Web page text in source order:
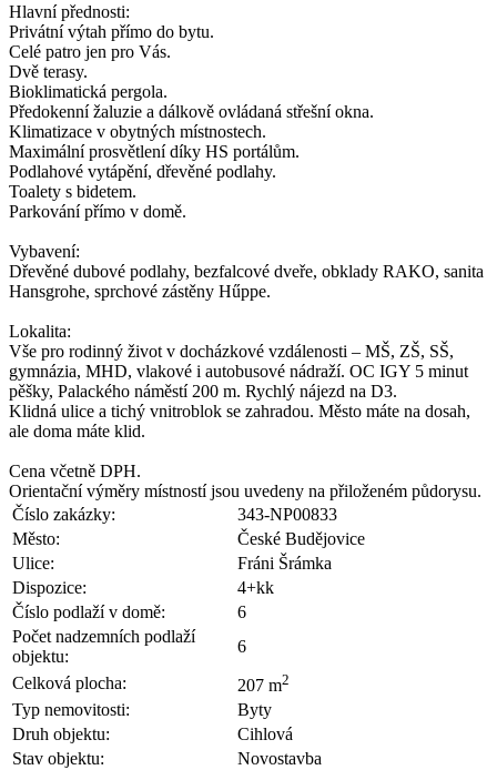
Hlavní přednosti:
Privátní výtah přímo do bytu.
Celé patro jen pro Vás.
Dvě terasy.
Bioklimatická pergola.
Předokenní žaluzie a dálkově ovládaná střešní okna.
Klimatizace v obytných místnostech.
Maximální prosvětlení díky HS portálům.
Podlahové vytápění, dřevěné podlahy.
Toalety s bidetem.
Parkování přímo v domě.
Vybavení:
Dřevěné dubové podlahy, bezfalcové dveře, obklady RAKO, sanita
Hansgrohe, sprchové zástěny Hűppe.
Lokalita:
Vše pro rodinný život v docházkové vzdálenosti – MŠ, ZŠ, SŠ,
gymnázia, MHD, vlakové i autobusové nádraží. OC IGY 5 minut
pěšky, Palackého náměstí 200 m. Rychlý nájezd na D3.
Klidná ulice a tichý vnitroblok se zahradou. Město máte na dosah,
ale doma máte klid.
Cena včetně DPH.
Orientační výměry místností jsou uvedeny na přiloženém půdorysu.
Číslo zakázky:
343-NP00833
Město:
České Budějovice
Ulice:
Fráni Šrámka
Dispozice:
4+kk
Číslo podlaží v domě:
6
Počet nadzemních podlaží
objektu:
6
Celková plocha:
207 m2
Typ nemovitosti:
Byty
Druh objektu:
Cihlová
Stav objektu:
Novostavba